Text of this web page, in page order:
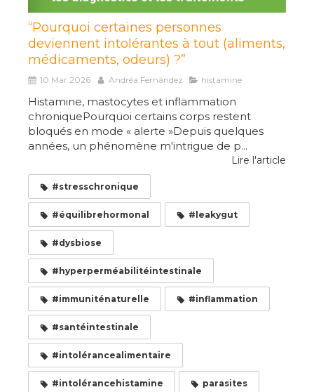
“Pourquoi certaines personnes
deviennent intolérantes à tout (aliments,
médicaments, odeurs) ?”
10 Mar 2026 Andréa Fernández histamine
Histamine, mastocytes et inflammation
chroniquePourquoi certains corps restent
bloqués en mode « alerte »Depuis quelques
années, un phénomène m'intrigue de p...
Lire l'article
#stresschronique
#équilibrehormonal #leakygut
#dysbiose
#hyperperméabilitéintestinale
#immuniténaturelle #inflammation
#santéintestinale
#intolérancealimentaire
#intolérancehistamine parasites